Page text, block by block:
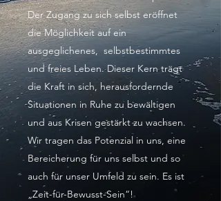
Der Zugang zu sich selbst eröffnet
die Möglichkeit auf ein
ausgeglichenes, selbstbestimmtes
und freies Leben. Dieser Kern trägt
die Kraft in sich, herausfordernde
Situationen in Ruhe zu bewältigen
und aus Krisen gestärkt zu wachsen.
Wir tragen das Potenzial in uns, eine
Bereicherung für uns selbst und so
auch für unser Umfeld zu sein. Es ist
„Zeit-für-Bewusst-Sein“!